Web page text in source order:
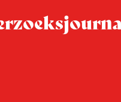
Hoe moet
steeds